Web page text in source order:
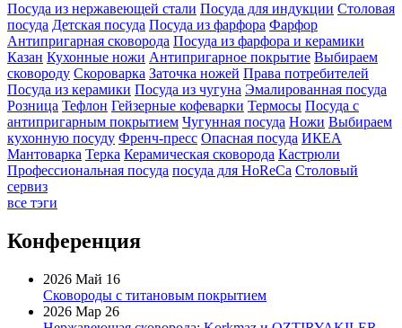
Посуда из нержавеющей стали Посуда для индукции Столовая
посуда Детская посуда Посуда из фарфора Фарфор
Антипригарная сковорода Посуда из фарфора и керамики
Казан Кухонные ножи Антипригарное покрытие Выбираем
сковороду Скороварка Заточка ножей Права потребителей
Посуда из керамики Посуда из чугуна Эмалированная посуда
Розница Тефлон Гейзерные кофеварки Термосы Посуда с
антипригарным покрытием Чугунная посуда Ножи Выбираем
кухонную посуду Френч-пресс Опасная посуда ИКЕА
Мантоварка Терка Керамическая сковорода Кастрюли
Профессиональная посуда посуда для HoReCa Столовый
сервиз
все тэги
Конференция
2026 Май 16
Сковороды с титановым покрытием
2026 Мар 26